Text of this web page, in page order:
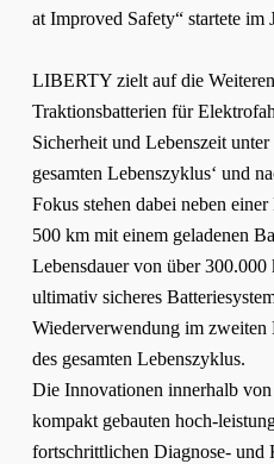
at Improved Safety“ startete im
LIBERTY zielt auf die
Traktionsbatterien für
Sicherheit und Lebenszeit
gesamten Lebenszyklus‘ und
Fokus stehen dabei neben
500 km mit einem geladenen
Lebensdauer von über
ultimativ sicheres
Wiederverwendung im
des gesamten Lebenszyklus.
Die Innovationen innerhalb
kompakt gebauten hoch-
fortschrittlichen Diagnose-